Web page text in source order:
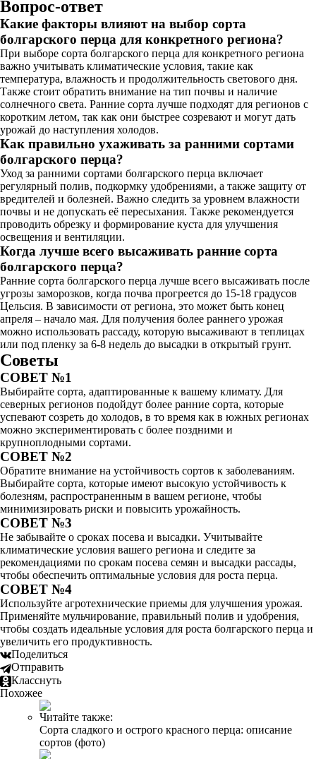
Вопрос-ответ
Какие факторы влияют на выбор сорта
болгарского перца для конкретного региона?
При выборе сорта болгарского перца для конкретного региона
важно учитывать климатические условия, такие как
температура, влажность и продолжительность светового дня.
Также стоит обратить внимание на тип почвы и наличие
солнечного света. Ранние сорта лучше подходят для регионов с
коротким летом, так как они быстрее созревают и могут дать
урожай до наступления холодов.
Как правильно ухаживать за ранними сортами
болгарского перца?
Уход за ранними сортами болгарского перца включает
регулярный полив, подкормку удобрениями, а также защиту от
вредителей и болезней. Важно следить за уровнем влажности
почвы и не допускать её пересыхания. Также рекомендуется
проводить обрезку и формирование куста для улучшения
освещения и вентиляции.
Когда лучше всего высаживать ранние сорта
болгарского перца?
Ранние сорта болгарского перца лучше всего высаживать после
угрозы заморозков, когда почва прогреется до 15-18 градусов
Цельсия. В зависимости от региона, это может быть конец
апреля – начало мая. Для получения более раннего урожая
можно использовать рассаду, которую высаживают в теплицах
или под пленку за 6-8 недель до высадки в открытый грунт.
Советы
СОВЕТ №1
Выбирайте сорта, адаптированные к вашему климату. Для
северных регионов подойдут более ранние сорта, которые
успевают созреть до холодов, в то время как в южных регионах
можно экспериментировать с более поздними и
крупноплодными сортами.
СОВЕТ №2
Обратите внимание на устойчивость сортов к заболеваниям.
Выбирайте сорта, которые имеют высокую устойчивость к
болезням, распространенным в вашем регионе, чтобы
минимизировать риски и повысить урожайность.
СОВЕТ №3
Не забывайте о сроках посева и высадки. Учитывайте
климатические условия вашего региона и следите за
рекомендациями по срокам посева семян и высадки рассады,
чтобы обеспечить оптимальные условия для роста перца.
СОВЕТ №4
Используйте агротехнические приемы для улучшения урожая.
Применяйте мульчирование, правильный полив и удобрения,
чтобы создать идеальные условия для роста болгарского перца и
увеличить его продуктивность.
Поделиться
Отправить
Класснуть
Похожее
Читайте также:
Сорта сладкого и острого красного перца: описание
сортов (фото)